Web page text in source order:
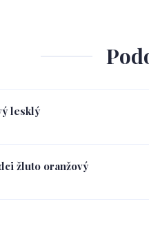
lesklý
žluto oranžový